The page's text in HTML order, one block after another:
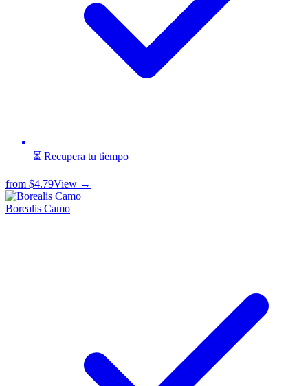
⏳ Recupera tu tiempo
from $4.79View →
Borealis Camo